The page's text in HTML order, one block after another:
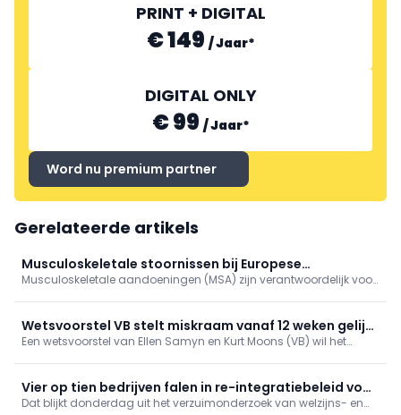
PRINT + DIGITAL
€ 149 /Jaar*
DIGITAL ONLY
€ 99 /Jaar*
Word nu premium partner
Gerelateerde artikels
Musculoskeletale stoornissen bij Europese
verpleegkundigen
Musculoskeletale aandoeningen (MSA) zijn verantwoordelijk voor
Wetsvoorstel VB stelt miskraam vanaf 12 weken gelijk
met verlies kind
Een wetsvoorstel van Ellen Samyn en Kurt Moons (VB) wil het
gelijkgesteld worden aan het overlijden van een kind.
Vier op tien bedrijven falen in re-integratiebeleid voor
langdurig zieken
Dat blijkt donderdag uit het verzuimonderzoek van welzijns- en